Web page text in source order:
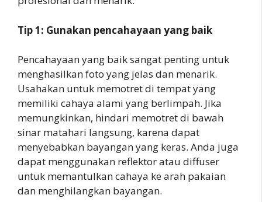
Tip 1: Gunakan pencahayaan yang baik
Pencahayaan yang baik sangat penting untuk
menghasilkan foto yang jelas dan menarik.
Usahakan untuk memotret di tempat yang
memiliki cahaya alami yang berlimpah. Jika
memungkinkan, hindari memotret di bawah
sinar matahari langsung, karena dapat
menyebabkan bayangan yang keras. Anda juga
dapat menggunakan reflektor atau diffuser
untuk memantulkan cahaya ke arah pakaian
dan menghilangkan bayangan.